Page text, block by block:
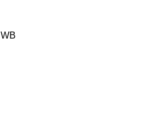
WB